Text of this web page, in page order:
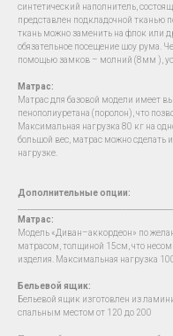
синтетический наполнитель,
представлен подкладочной тканью
ткань можно заменить на флок или
обязательное посещение шоу рума.
помощью замков – молний (8мм ),
Матрас:
Матрас для базовой модели имеет
пенополиуретана (поролон), что
Максимальная нагрузка 80 кг на
большой вес, матрас можно сделать
нагрузке.
Дополнительные опции:
Матрас:
Модель «Диван–аккордеон» по
матрасом, толщиной 15см, что
изделия. Максимальная нагрузка
Бельевой ящик:
Бельевой ящик изготовлен из
спальным местом от 120 до 200